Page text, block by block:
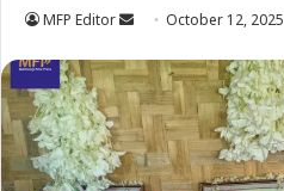
MFP Editor Send
email
October 12, 2025